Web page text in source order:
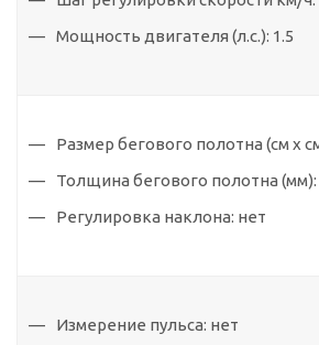
Мощность двигателя (л.с.): 1.5
Размер бегового полотна (см х
Толщина бегового полотна (мм):
Регулировка наклона: нет
Измерение пульса: нет